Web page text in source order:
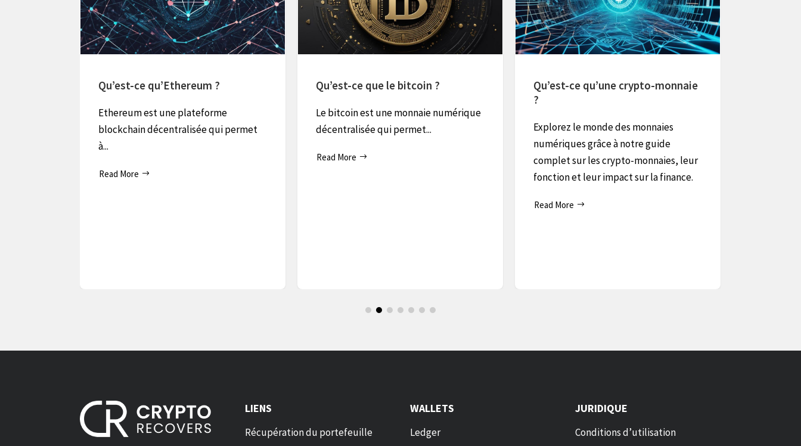
Qu’est-ce qu’Ethereum ?
Ethereum est une plateforme
blockchain décentralisée qui permet
à...
Read More
Qu’est-ce que le bitcoin ?
Le bitcoin est une monnaie numérique
décentralisée qui permet...
Read More
Qu’est-ce qu’une crypto-monnaie
?
Explorez le monde des monnaies
numériques grâce à notre guide
complet sur les crypto-monnaies, leur
fonction et leur impact sur la finance.
Read More
LIENS
Récupération du portefeuille
WALLETS
Ledger
JURIDIQUE
Conditions d’utilisation